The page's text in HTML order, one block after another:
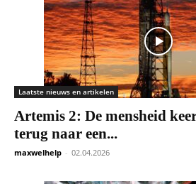
Laatste nieuws en artikelen
Artemis 2: De mensheid
terug naar een...
maxwelhelp - 02.04.2026